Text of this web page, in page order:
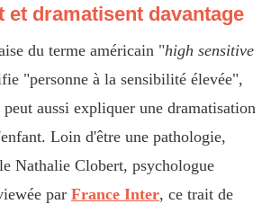
et dramatisent davantage
du terme américain "high sensitive
"personne à la sensibilité élevée",
aussi expliquer une dramatisation
Loin d'être une pathologie,
Nathalie Clobert, psychologue
par France Inter, ce trait de